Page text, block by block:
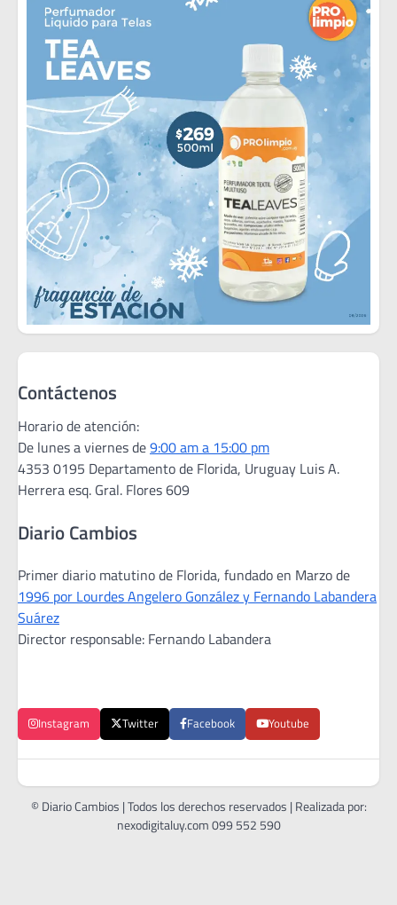
Contáctenos
Horario de atención:
De lunes a viernes de9:00 am a 15:00 pm
4353 0195 Departamento de Florida, Uruguay Luis A.
Herrera esq. Gral. Flores 609
Diario Cambios
Primer diario matutino de Florida, fundado en Marzo de
1996 por Lourdes Angelero González y Fernando Labandera
Suárez
Director responsable: Fernando Labandera
Instagram Twitter Facebook Youtube